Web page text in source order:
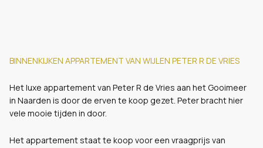
BINNENKIJKEN APPARTEMENT VAN WIJLEN PETER R DE VRIES
Het luxe appartement van Peter R de Vries aan het Gooimeer
in Naarden is door de erven te koop gezet. Peter bracht hier
vele mooie tijden in door.
Het appartement staat te koop voor een vraagprijs van